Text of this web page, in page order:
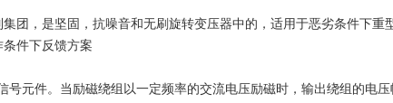
团，是坚固，抗噪音和无刷旋转变压器中的，适用于恶劣条件下重
件下反馈方案
元件。当励磁绕组以一定频率的交流电压励磁时，输出绕组的电